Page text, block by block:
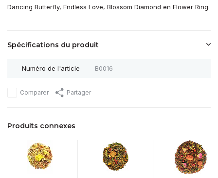
Dancing Butterfly, Endless Love, Blossom Diamond en Flower Ring.
Spécifications du produit
Numéro de l'article B0016
Comparer Partager
Produits connexes